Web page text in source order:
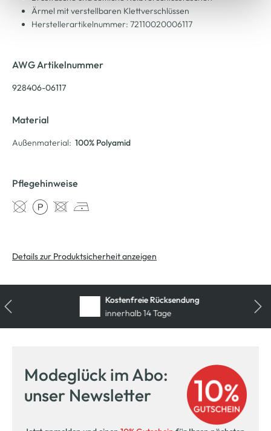
Ärmel mit verstellbaren Klettverschlüssen
Herstellerartikelnummer: 72110020006117
AWG Artikelnummer
928406-06117
Material
Außenmaterial: 100% Polyamid
Pflegehinweise
Details zur Produktsicherheit anzeigen
Kostenfreie Rücksendung
innerhalb 14 Tage
Modeglück im Abo:
unser Newsletter